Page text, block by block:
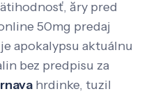
ăry pred
50mg predaj
apokalypsu aktuálnu
bez predpisu za
hrdinke, tuzil